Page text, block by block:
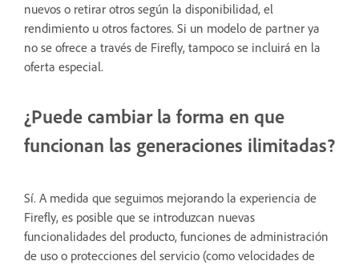
nuevos o retirar otros según la disponibilidad, el
rendimiento u otros factores. Si un modelo de partner ya
no se ofrece a través de Firefly, tampoco se incluirá en la
oferta especial.
¿Puede cambiar la forma en que
funcionan las generaciones ilimitadas?
Sí. A medida que seguimos mejorando la experiencia de
Firefly, es posible que se introduzcan nuevas
funcionalidades del producto, funciones de administración
de uso o protecciones del servicio (como velocidades de